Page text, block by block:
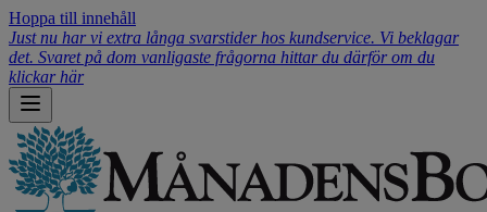
Hoppa till innehåll
Just nu har vi extra långa svarstider hos kundservice. Vi beklagar
det. Svaret på dom vanligaste frågorna hittar du därför om du
klickar här